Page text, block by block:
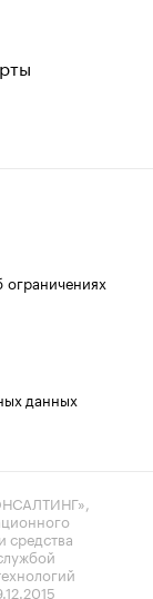
данных
средства